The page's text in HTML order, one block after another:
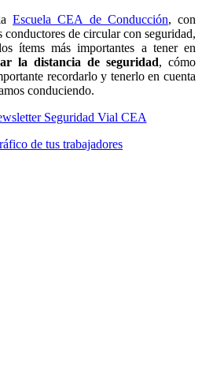
Escuela CEA de Conducción, con
de circular con seguridad,
ítems más importantes a tener en
la distancia de seguridad, cómo
recordarlo y tenerlo en cuenta
conduciendo.